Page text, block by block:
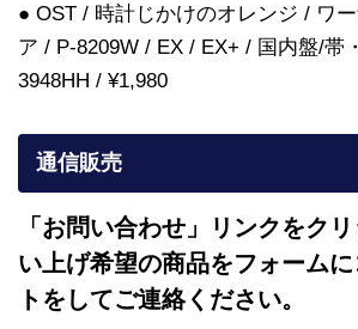
● OST / 時計じかけのオレンジ / ワ
ア / P-8209W / EX / EX+ / 国内盤/帯
3948HH / ¥1,980
通信販売
「お問い合わせ」リンクをクリ
い上げ希望の商品をフォーム
トをしてご連絡ください。